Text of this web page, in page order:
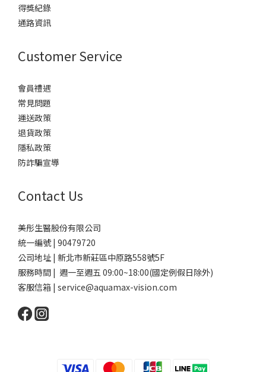
得獎紀錄
通路資訊
Customer Service
會員禮遇
常見問題
運送政策
退貨政策
隱私政策
防詐騙宣導
Contact Us
美彤生醫股份有限公司
統一編號 | 90479720
公司地址 | 新北市新莊區中原路558號5F
服務時間 | 週一至週五 09:00~18:00(國定例假日除外)
客服信箱 | service@aquamax-vision.com